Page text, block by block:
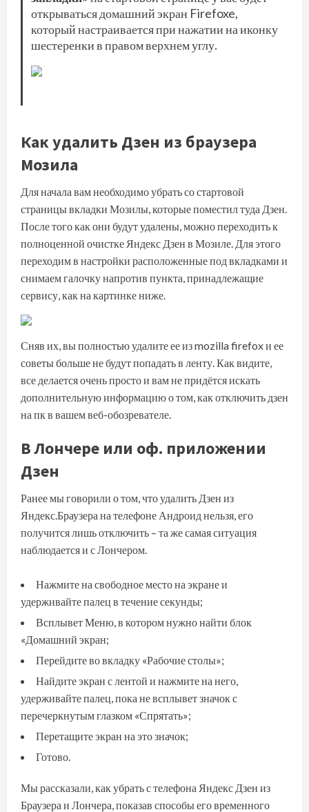
открываться домашний экран Firefoxe,
который настраивается при нажатии на иконку
шестеренки в правом верхнем углу.
Как удалить Дзен из браузера
Мозила
Для начала вам необходимо убрать со стартовой
страницы вкладки Мозилы, которые поместил туда Дзен.
После того как они будут удалены, можно переходить к
полноценной очистке Яндекс Дзен в Мозиле. Для этого
переходим в настройки расположенные под вкладками и
снимаем галочку напротив пункта, принадлежащие
сервису, как на картинке ниже.
Сняв их, вы полностью удалите ее из mozilla firefox и ее
советы больше не будут попадать в ленту. Как видите,
все делается очень просто и вам не придётся искать
дополнительную информацию о том, как отключить дзен
на пк в вашем веб-обозревателе.
В Лончере или оф. приложении
Дзен
Ранее мы говорили о том, что удалить Дзен из
Яндекс.Браузера на телефоне Андроид нельзя, его
получится лишь отключить – та же самая ситуация
наблюдается и с Лончером.
Нажмите на свободное место на экране и
удерживайте палец в течение секунды;
Всплывет Меню, в котором нужно найти блок
«Домашний экран;
Перейдите во вкладку «Рабочие столы»;
Найдите экран с лентой и нажмите на него,
удерживайте палец, пока не всплывет значок с
перечеркнутым глазком «Спрятать»;
Перетащите экран на это значок;
Готово.
Мы рассказали, как убрать с телефона Яндекс Дзен из
Браузера и Лончера, показав способы его временного